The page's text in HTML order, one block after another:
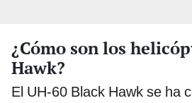
¿Cómo son los
Hawk?
El UH-60 Black Hawk se ha